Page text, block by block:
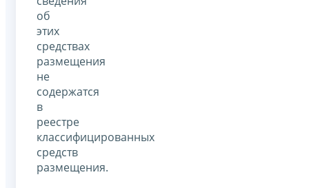
об
этих
средствах
размещения
не
содержатся
в
реестре
классифицированных
средств
размещения.